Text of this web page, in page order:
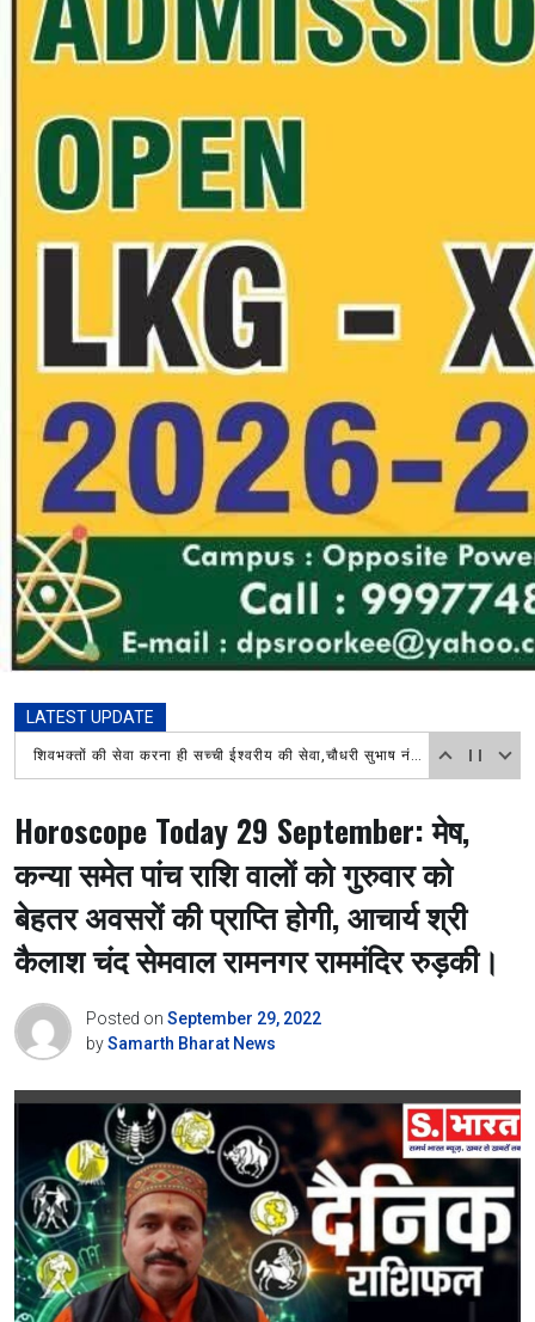
LATEST UPDATE
आज दिनांक 7 अगस्त 2026 को तहसील शिव मंदिर में हरिद्वार माँ गंगाजल लेने आए शिवभक्त कावड़ियों का अपने अपने गंतव्य जाने दौरान
Horoscope Today 29 September: मेष,
कन्या समेत पांच राशि वालों को गुरुवार को
बेहतर अवसरों की प्राप्ति होगी, आचार्य श्री
कैलाश चंद सेमवाल रामनगर राममंदिर रुड़की।
Posted on September 29, 2022
bySamarth Bharat News